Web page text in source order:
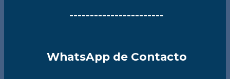
-----------------------
WhatsApp de Contacto